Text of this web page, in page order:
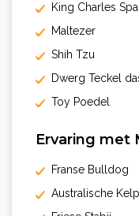
King Charles
Maltezer
Shih Tzu
Dwerg Teckel
Toy Poedel
Ervaring met
Franse Bulldog
Australische